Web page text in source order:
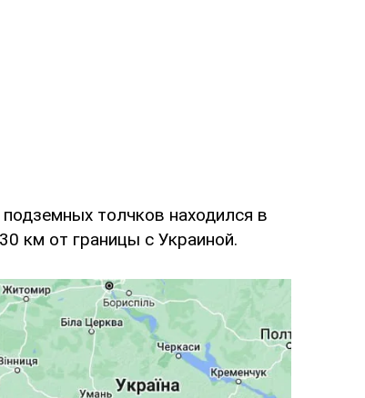
толчков находился в
км от границы с Украиной.